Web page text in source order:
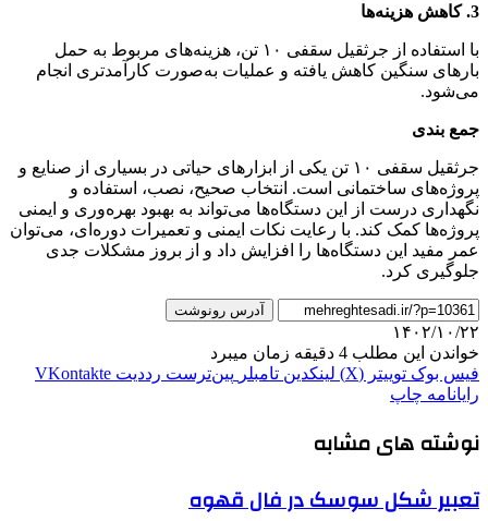
3. کاهش هزینه‌ها
با استفاده از جرثقیل سقفی ۱۰ تن، هزینه‌های مربوط به حمل
بارهای سنگین کاهش یافته و عملیات به‌صورت کارآمدتری انجام
می‌شود.
جمع بندی
جرثقیل سقفی ۱۰ تن یکی از ابزارهای حیاتی در بسیاری از صنایع و
پروژه‌های ساختمانی است. انتخاب صحیح، نصب، استفاده و
نگهداری درست از این دستگاه‌ها می‌تواند به بهبود بهره‌وری و ایمنی
پروژه‌ها کمک کند. با رعایت نکات ایمنی و تعمیرات دوره‌ای، می‌توان
عمر مفید این دستگاه‌ها را افزایش داد و از بروز مشکلات جدی
جلوگیری کرد.
آدرس رونوشت
۱۴۰۲/۱۰/۲۲
خواندن این مطلب 4 دقیقه زمان میبرد
فیس بوک توییتر (X) لینکدین ‫تامبلر ‫پین‌ترست ‫رددیت ‫VKontakte
رایانامه چاپ
نوشته های مشابه
تعبیر شکل سوسک در فال قهوه